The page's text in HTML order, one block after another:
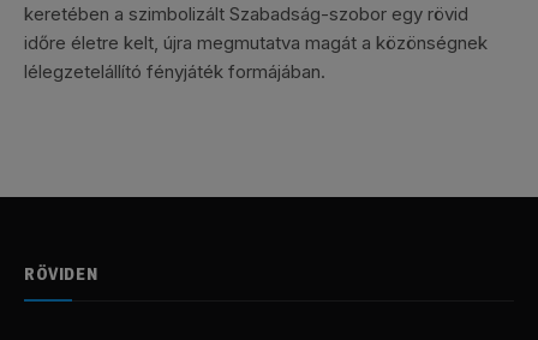
keretében a szimbolizált Szabadság-szobor egy rövid
időre életre kelt, újra megmutatva magát a közönségnek
lélegzetelállító fényjáték formájában.
RÖVIDEN